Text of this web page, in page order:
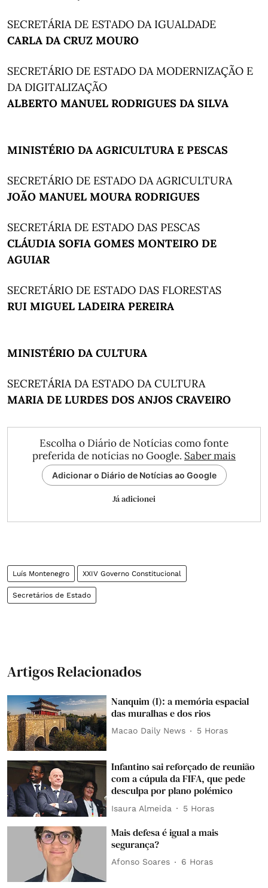
SECRETÁRIA DE ESTADO DA IGUALDADE
CARLA DA CRUZ MOURO
SECRETÁRIO DE ESTADO DA MODERNIZAÇÃO E
DA DIGITALIZAÇÃO
ALBERTO MANUEL RODRIGUES DA SILVA
MINISTÉRIO DA AGRICULTURA E PESCAS
SECRETÁRIO DE ESTADO DA AGRICULTURA
JOÃO MANUEL MOURA RODRIGUES
SECRETÁRIA DE ESTADO DAS PESCAS
CLÁUDIA SOFIA GOMES MONTEIRO DE
AGUIAR
SECRETÁRIO DE ESTADO DAS FLORESTAS
RUI MIGUEL LADEIRA PEREIRA
MINISTÉRIO DA CULTURA
SECRETÁRIA DA ESTADO DA CULTURA
MARIA DE LURDES DOS ANJOS CRAVEIRO
Escolha o Diário de Notícias como fonte
preferida de notícias no Google. Saber mais
Adicionar o Diário de Notícias ao Google
Já adicionei
Luís Montenegro XXIV Governo Constitucional
Secretários de Estado
Artigos Relacionados
Nanquim (I): a memória espacial
das muralhas e dos rios
Macao Daily News 5 Horas
Infantino sai reforçado de reunião
com a cúpula da FIFA, que pede
desculpa por plano polémico
Isaura Almeida 5 Horas
Mais defesa é igual a mais
segurança?
Afonso Soares 6 Horas